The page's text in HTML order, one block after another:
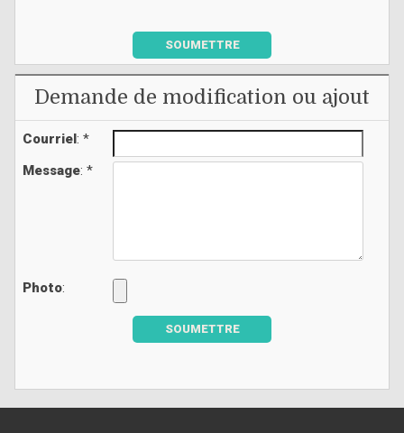
SOUMETTRE
Demande de modification ou ajout
Courriel: *
Message: *
Photo:
SOUMETTRE